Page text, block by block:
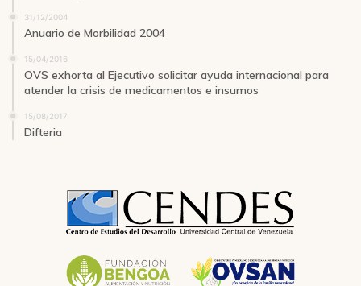
31/12/2004
Anuario de Morbilidad 2004
15/04/2016
OVS exhorta al Ejecutivo solicitar ayuda internacional para
atender la crisis de medicamentos e insumos
15/08/2017
Difteria